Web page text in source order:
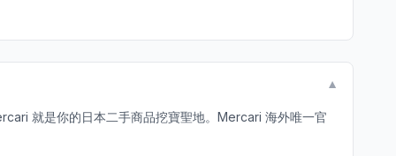
▼
就是你的日本二手商品挖寶聖地。Mercari 海外唯一官